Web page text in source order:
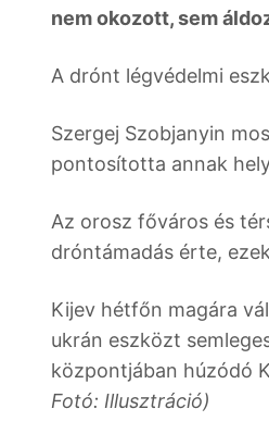
nem okozott, sem
A drónt légvédelmi
Szergej Szobjanyin
pontosította annak
Az orosz főváros és
dróntámadás érte,
Kijev hétfőn magára
ukrán eszközt
központjában húzódó
Fotó: Illusztráció)